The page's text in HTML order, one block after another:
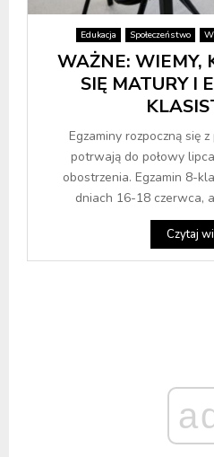
Edukacja Społeczeństwo
WAŻNE: WIEMY,
SIĘ MATURY I
Egzaminy rozpoczną się
potrwają do połowy
obostrzenia. Egzamin 8-
dniach 16-18 czerwca,
Czytaj